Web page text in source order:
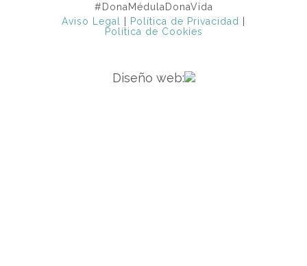
#DonaMédulaDonaVida
Aviso Legal
Política de Privacidad
Política de Cookies
Diseño web: